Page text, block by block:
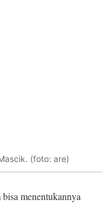
(foto: are)
menentukannya